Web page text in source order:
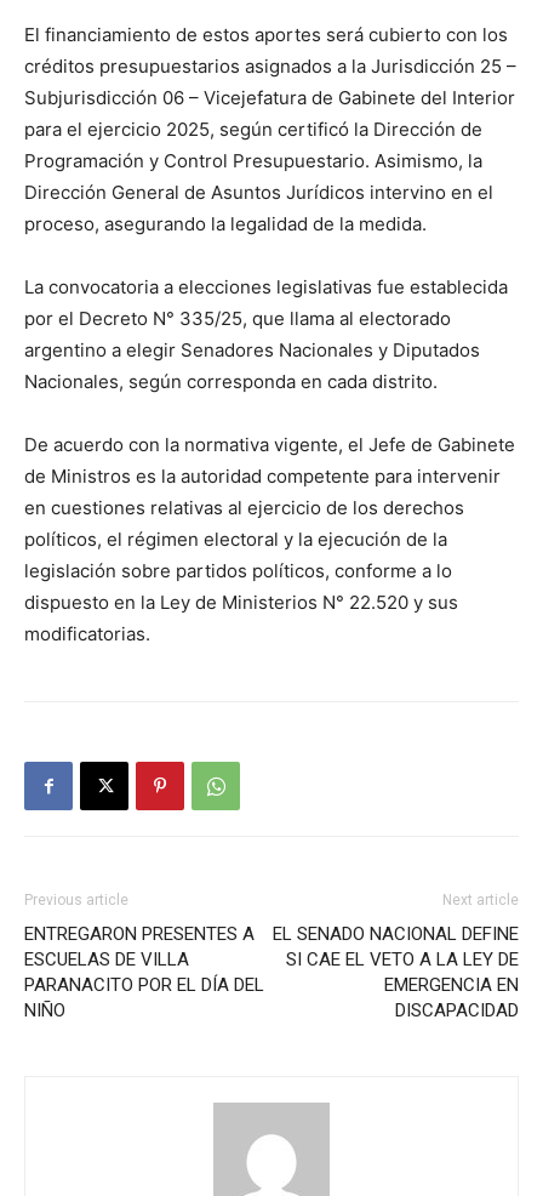
El financiamiento de estos aportes será cubierto con los
créditos presupuestarios asignados a la Jurisdicción 25 –
Subjurisdicción 06 – Vicejefatura de Gabinete del Interior
para el ejercicio 2025, según certificó la Dirección de
Programación y Control Presupuestario. Asimismo, la
Dirección General de Asuntos Jurídicos intervino en el
proceso, asegurando la legalidad de la medida.
La convocatoria a elecciones legislativas fue establecida
por el Decreto N° 335/25, que llama al electorado
argentino a elegir Senadores Nacionales y Diputados
Nacionales, según corresponda en cada distrito.
De acuerdo con la normativa vigente, el Jefe de Gabinete
de Ministros es la autoridad competente para intervenir
en cuestiones relativas al ejercicio de los derechos
políticos, el régimen electoral y la ejecución de la
legislación sobre partidos políticos, conforme a lo
dispuesto en la Ley de Ministerios N° 22.520 y sus
modificatorias.
Previous article
ENTREGARON PRESENTES A
ESCUELAS DE VILLA
PARANACITO POR EL DÍA DEL
NIÑO
Next article
EL SENADO NACIONAL DEFINE
SI CAE EL VETO A LA LEY DE
EMERGENCIA EN
DISCAPACIDAD